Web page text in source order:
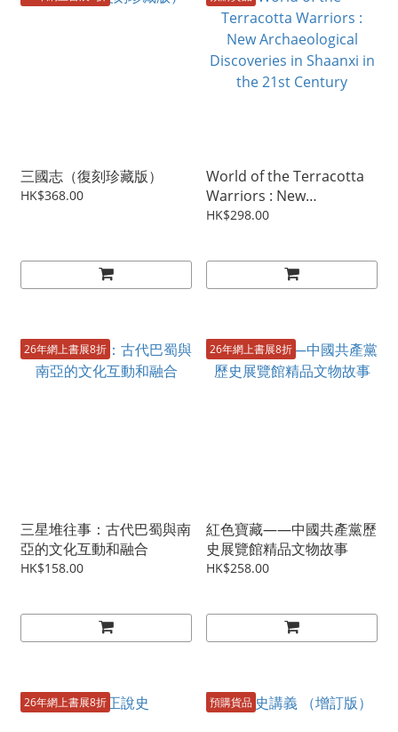
三國志（復刻珍藏版）
HK$368.00
World of the Terracotta
Warriors : New
Archaeological
HK$298.00
26年網上書展8折
三星堆往事：古代巴蜀與南
亞的文化互動和融合
HK$158.00
26年網上書展8折
紅色寶藏——中國共產黨歷
史展覽館精品文物故事
HK$258.00
26年網上書展8折 預購貨品